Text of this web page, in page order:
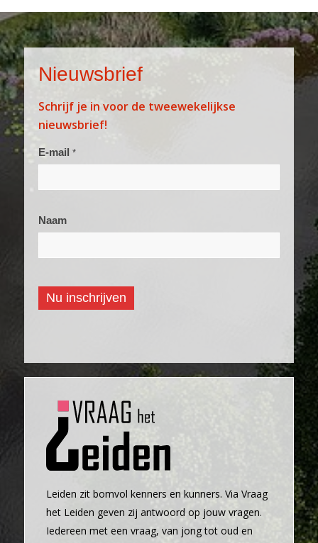
Nieuwsbrief
Schrijf je in voor de tweewekelijkse
nieuwsbrief!
Aanmelden
E-mail *
Naam
Nu inschrijven
Leiden zit bomvol kenners en kunners. Via Vraag
het Leiden geven zij antwoord op jouw vragen.
Iedereen met een vraag, van jong tot oud en